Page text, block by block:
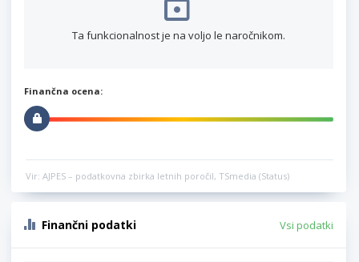
Ta funkcionalnost je na voljo le naročnikom.
Finančna ocena:
Vir: AJPES – podatkovna zbirka letnih poročil, TSmedia (Status)
Finančni podatki Vsi podatki